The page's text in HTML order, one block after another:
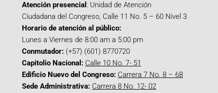
Atención presencial : Unidad de Atención
Ciudadana del Congreso, Calle 11 No. 5 – 60 Nivel 3
Horario de atención al público:
Lunes a Viernes de 8:00 am a 5:00 pm
Conmutador: (+57) (601) 8770720
Capitolio Nacional: Calle 10 No. 7- 51
Edificio Nuevo del Congreso: Carrera 7 No. 8 – 68
Sede Administrativa: Carrera 8 No. 12- 02